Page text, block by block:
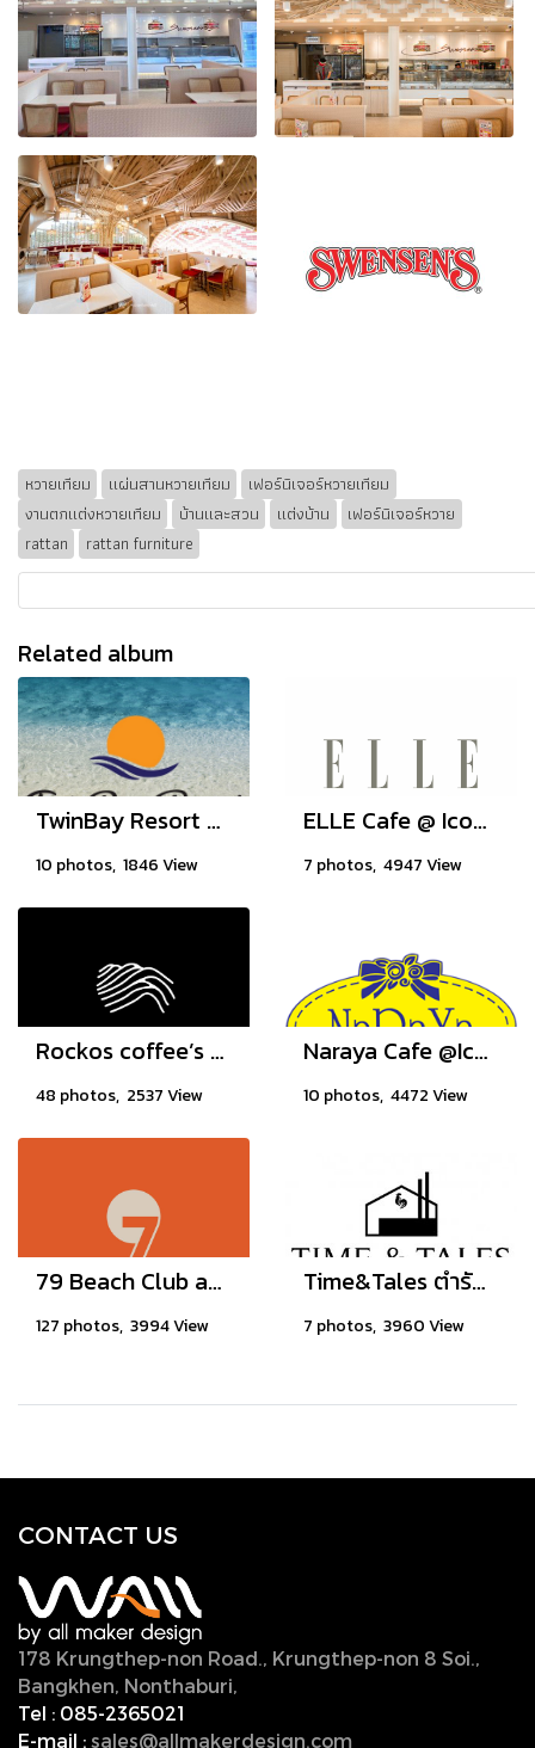
หวายเทียม แผ่นสานหวายเทียม
เฟอร์นิเจอร์หวายเทียม
งานตกแต่งหวายเทียม
บ้านและสวน แต่งบ้าน
เฟอร์นิเจอร์หวาย
rattan
rattan furniture
Related album
TwinBay Resort Koh Lanta
10 photos, 1846 View
ELLE Cafe @ Iconsiam, Thailand
7 photos, 4947 View
Rockos coffee’s world pattaya
48 photos, 2537 View
Naraya Cafe @Iconsiam, Thailand
10 photos, 4472 View
79 Beach Club and Resort Samui
127 photos, 3994 View
Time&Tales ตำรับวิเศษไก่ย่าง at Gateway Bangsue
7 photos, 3960 View
CONTACT US
178 Krungthep-non Road., Krungthep-non 8 Soi.,
Bangkhen, Nonthaburi,
Tel : 085-2365021
E-mail : sales@allmakerdesign.com